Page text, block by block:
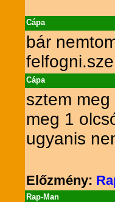
Cápa
bár
Cápa
sztem
meg 1
ugyanis
Előzmény:
Rap-Man